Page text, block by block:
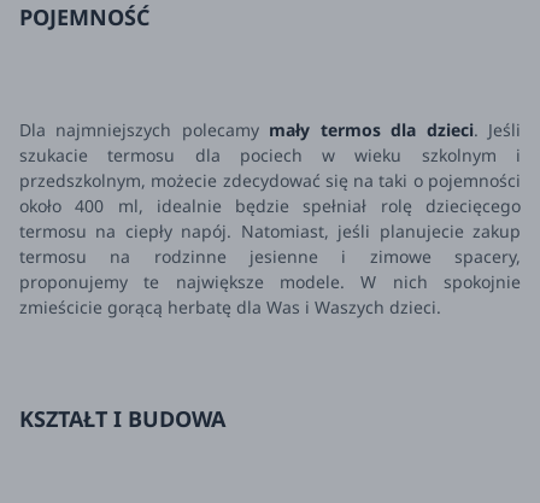
POJEMNOŚĆ
Dla najmniejszych polecamy mały termos dla dzieci. Jeśli
szukacie termosu dla pociech w wieku szkolnym i
przedszkolnym, możecie zdecydować się na taki o pojemności
około 400 ml, idealnie będzie spełniał rolę dziecięcego
termosu na ciepły napój. Natomiast, jeśli planujecie zakup
termosu na rodzinne jesienne i zimowe spacery,
proponujemy te największe modele. W nich spokojnie
zmieścicie gorącą herbatę dla Was i Waszych dzieci.
KSZTAŁT I BUDOWA